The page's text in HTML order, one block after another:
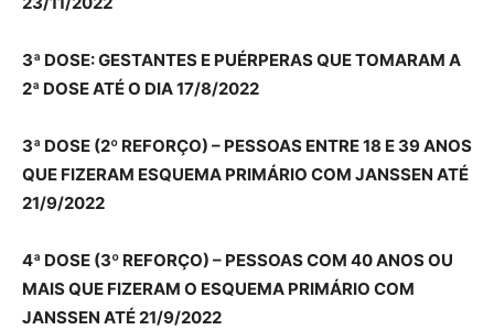
3ª DOSE: GESTANTES E PUÉRPERAS QUE TOMARAM A
2ª DOSE ATÉ O DIA 17/8/2022
3ª DOSE (2º REFORÇO) – PESSOAS ENTRE 18 E 39 ANOS
QUE FIZERAM ESQUEMA PRIMÁRIO COM JANSSEN ATÉ
21/9/2022
4ª DOSE (3º REFORÇO) – PESSOAS COM 40 ANOS OU
MAIS QUE FIZERAM O ESQUEMA PRIMÁRIO COM
JANSSEN ATÉ 21/9/2022